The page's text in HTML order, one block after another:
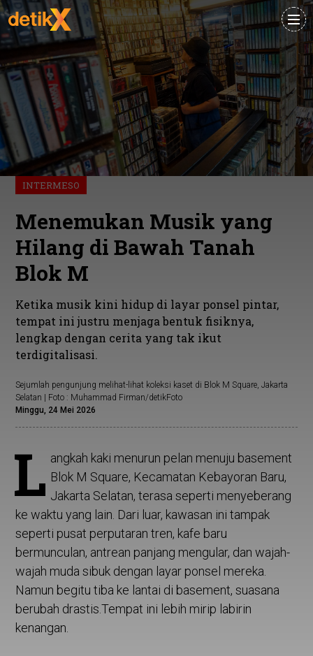
INTERMESO
Menemukan Musik yang
Hilang di Bawah Tanah
Blok M
Ketika musik kini hidup di layar ponsel pintar,
tempat ini justru menjaga bentuk fisiknya,
lengkap dengan cerita yang tak ikut
terdigitalisasi.
Sejumlah pengunjung melihat-lihat koleksi kaset di Blok M Square, Jakarta
Selatan | Foto : Muhammad Firman/detikFoto
Minggu, 24 Mei 2026
L angkah kaki menurun pelan menuju basement
Blok M Square, Kecamatan Kebayoran Baru,
Jakarta Selatan, terasa seperti menyeberang
ke waktu yang lain. Dari luar, kawasan ini tampak
seperti pusat perputaran tren, kafe baru
bermunculan, antrean panjang mengular, dan wajah-
wajah muda sibuk dengan layar ponsel mereka.
Namun begitu tiba ke lantai di basement, suasana
berubah drastis.Tempat ini lebih mirip labirin
kenangan.